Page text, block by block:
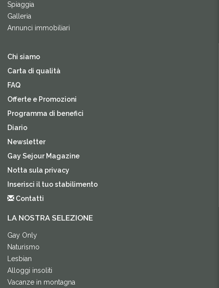
Spiaggia
Galleria
Annunci immobiliari
Chi siamo
Carta di qualità
FAQ
Offerte e Promozioni
Programma di benefici
Diario
Newsletter
Gay Sejour Magazine
Notta sula privacy
Inserisci il tuo stabilimento
Contatti
LA NOSTRA SELEZIONE
Gay Only
Naturismo
Lesbian
Alloggi insoliti
Vacanze in montagna